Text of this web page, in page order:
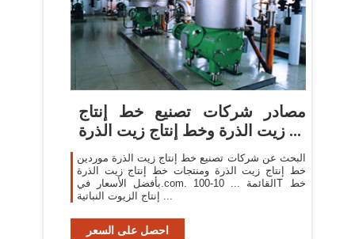
مصادر شركات تصنيع خط إنتاج
زيت الذرة وخط إنتاج زيت الذرة ...
البحث عن شركات تصنيع خط إنتاج زيت الذرة موردين
خط إنتاج زيت الذرة ومنتجات خط إنتاج زيت الذرة
بأفضل الأسعار في.com. القائمة ... 10-100T خط
إنتاج الزيوت النباتية ...
احصل على السعر